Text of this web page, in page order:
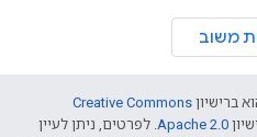
משוב
ברישיון Creative Commons
Apache 2.0. לפרטים, ניתן לעיין